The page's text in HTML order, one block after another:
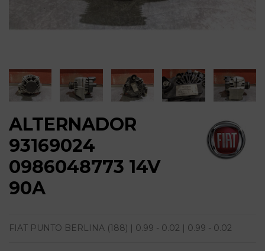
ALTERNADOR
93169024
0986048773 14V
90A
FIAT PUNTO BERLINA (188) | 0.99 - 0.02 | 0.99 - 0.02